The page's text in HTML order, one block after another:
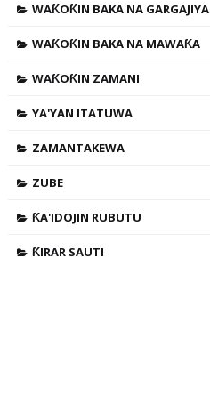
WAƘOƘIN BAKA NA GARGAJIYA
WAƘOƘIN BAKA NA MAWAƘA
WAƘOƘIN ZAMANI
YA'YAN ITATUWA
ZAMANTAKEWA
ZUBE
ƘA'IDOJIN RUBUTU
ƘIRAR SAUTI